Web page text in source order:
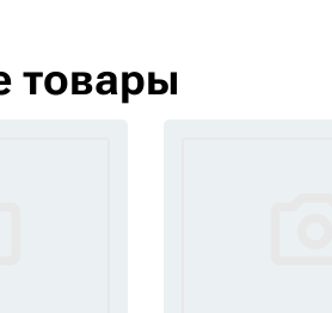
товары